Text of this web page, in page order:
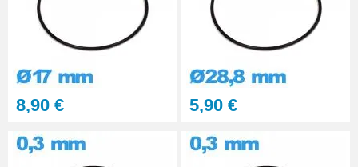
8,90 € 5,90 €